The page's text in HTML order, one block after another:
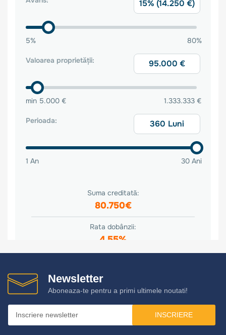
Newsletter
Aboneaza-te pentru a primi ultimele noutati!
INSCRIERE